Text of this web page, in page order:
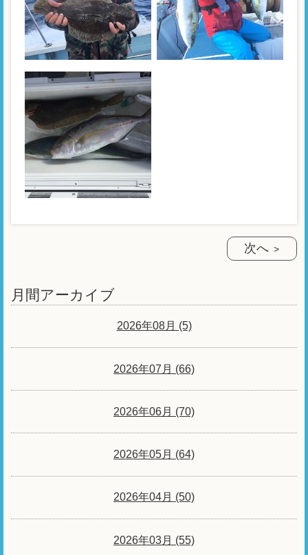
次へ
月間アーカイブ
2026年08月 (5)
2026年07月 (66)
2026年06月 (70)
2026年05月 (64)
2026年04月 (50)
2026年03月 (55)